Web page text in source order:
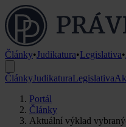
Články•Judikatura•Legislativa•
ČlánkyJudikaturaLegislativa
Portál
Články
Aktuální výklad